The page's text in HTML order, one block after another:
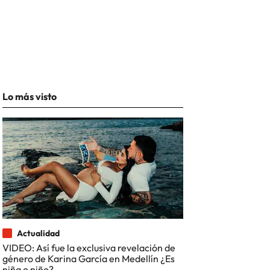
Lo más visto
Actualidad
VIDEO: Así fue la exclusiva revelación de
género de Karina García en Medellín ¿Es